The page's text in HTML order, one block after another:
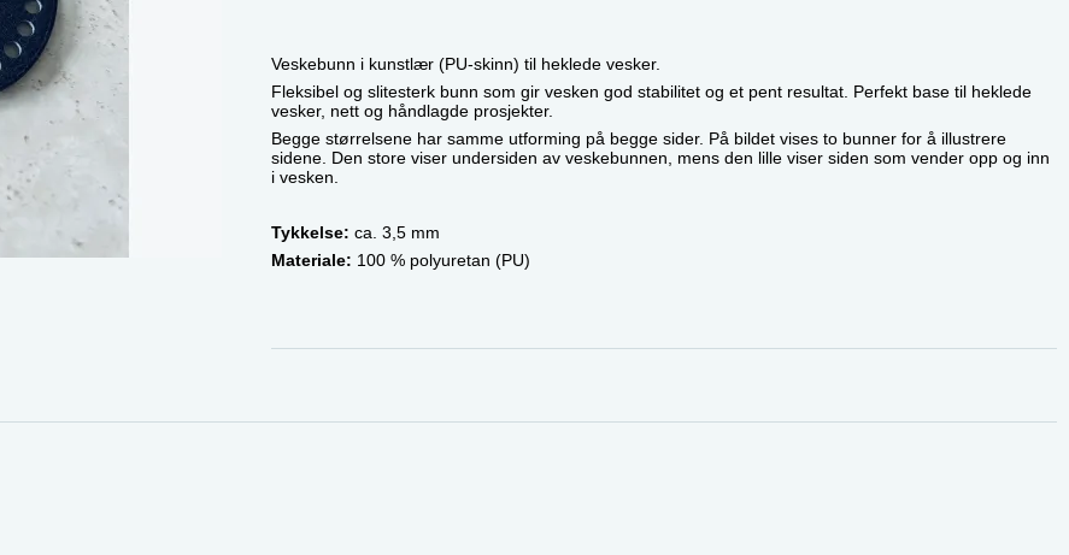
Veskebunn i kunstlær (PU-skinn) til heklede vesker.
Fleksibel og slitesterk bunn som gir vesken god stabilitet og et pent resultat. Perfekt base til heklede
vesker, nett og håndlagde prosjekter.
Begge størrelsene har samme utforming på begge sider. På bildet vises to bunner for å illustrere
sidene. Den store viser undersiden av veskebunnen, mens den lille viser siden som vender opp og inn
i vesken.
Tykkelse: ca. 3,5 mm
Materiale: 100 % polyuretan (PU)